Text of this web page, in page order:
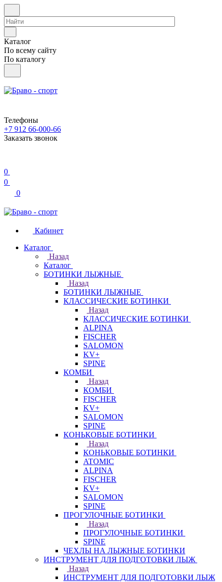
Каталог
По всему сайту
По каталогу
Телефоны
+7 912 66-000-66
Заказать звонок
0
0
0
Кабинет
Каталог
Назад
Каталог
БОТИНКИ ЛЫЖНЫЕ
Назад
БОТИНКИ ЛЫЖНЫЕ
КЛАССИЧЕСКИЕ БОТИНКИ
Назад
КЛАССИЧЕСКИЕ БОТИНКИ
ALPINA
FISCHER
SALOMON
KV+
SPINE
КОМБИ
Назад
КОМБИ
FISCHER
KV+
SALOMON
SPINE
КОНЬКОВЫЕ БОТИНКИ
Назад
КОНЬКОВЫЕ БОТИНКИ
ATOMIC
ALPINA
FISCHER
KV+
SALOMON
SPINE
ПРОГУЛОЧНЫЕ БОТИНКИ
Назад
ПРОГУЛОЧНЫЕ БОТИНКИ
SPINE
ЧЕХЛЫ НА ЛЫЖНЫЕ БОТИНКИ
ИНСТРУМЕНТ ДЛЯ ПОДГОТОВКИ ЛЫЖ
Назад
ИНСТРУМЕНТ ДЛЯ ПОДГОТОВКИ ЛЫЖ